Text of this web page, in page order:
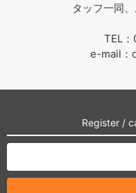
タッフ一同
TEL
e-mail：
Register /